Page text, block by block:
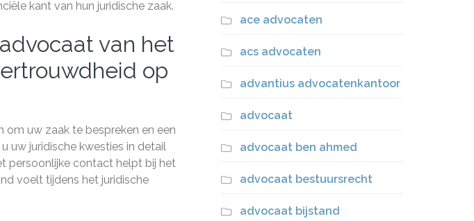
kant van hun juridische zaak.
van het
op
om uw zaak te bespreken en een
uw juridische kwesties in detail
persoonlijke contact helpt bij het
voelt tijdens het juridische
ace advocaten
acs advocaten
advantius advocatenkantoor
advocaat
advocaat ben ahmed
advocaat bestuursrecht
advocaat bijstand